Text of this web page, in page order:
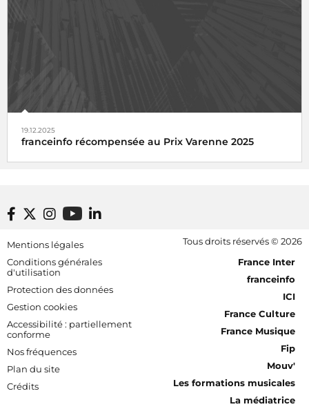
19.12.2025
franceinfo récompensée au Prix Varenne 2025
Footer bottom
Mentions légales
Conditions générales
d'utilisation
Protection des données
Gestion cookies
Accessibilité : partiellement
conforme
Nos fréquences
Plan du site
Crédits
Tous droits réservés © 2026
[RDF] Pied de page - Mobile
France Inter
franceinfo
ICI
France Culture
France Musique
Fip
Mouv'
Les formations musicales
La médiatrice